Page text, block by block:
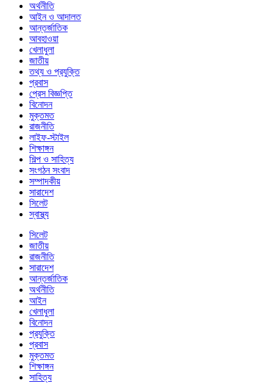
অর্থনীতি
আইন ও আদালত
আন্তর্জাতিক
আবহাওয়া
খেলাধুলা
জাতীয়
তথ্য ও প্রযুক্তি
প্রবাস
প্রেস বিজ্ঞপ্তি
বিনোদন
মুক্তমত
রাজনীতি
লাইফ-স্টাইল
শিক্ষাঙ্গন
শিল্প ও সাহিত্য
সংগঠন সংবাদ
সম্পাদকীয়
সারাদেশ
সিলেট
স্বাস্থ্য
সিলেট
জাতীয়
রাজনীতি
সারাদেশ
আন্তর্জাতিক
অর্থনীতি
আইন
খেলাধুলা
বিনোদন
প্রযুক্তি
প্রবাস
মুক্তমত
শিক্ষাঙ্গন
সাহিত্য